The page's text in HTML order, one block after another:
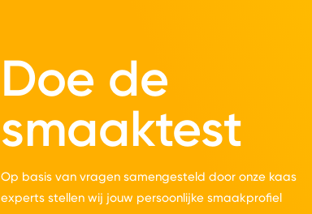
Doe de
smaaktest
Op basis van vragen samengesteld door onze kaas
experts stellen wij jouw persoonlijke smaakprofiel